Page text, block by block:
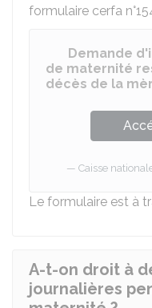
formulaire cerfa
Demande
de maternité
décès de la
Caisse
Le formulaire est à
A-t-on droit à
journalières